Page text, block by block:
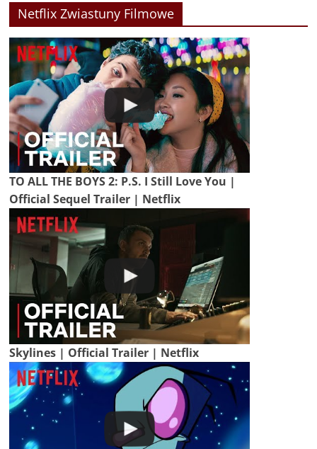
Netflix Zwiastuny Filmowe
TO ALL THE BOYS 2: P.S. I Still Love You |
Official Sequel Trailer | Netflix
Skylines | Official Trailer | Netflix